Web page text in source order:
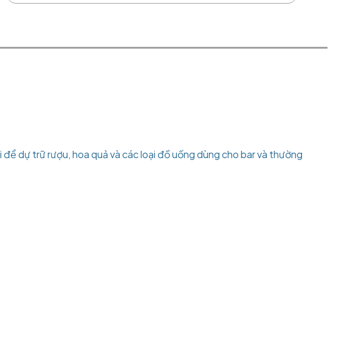
dự trữ rượu, hoa quả và các loại đồ uống dùng cho bar và thường